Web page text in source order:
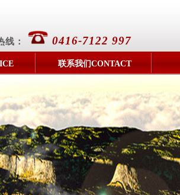
线： 0416-7122 997
联系我们CONTACT